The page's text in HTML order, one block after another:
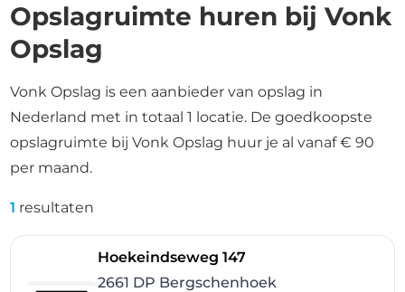
Opslagruimte huren bij Vonk
Opslag
Vonk Opslag is een aanbieder van opslag in
Nederland met in totaal 1 locatie. De goedkoopste
opslagruimte bij Vonk Opslag huur je al vanaf € 90
per maand.
1 resultaten
Hoekeindseweg 147- Bergschenhoek
2661 DP Bergschenhoek